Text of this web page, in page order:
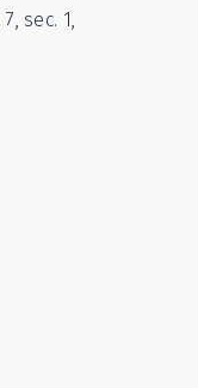
sec. 1,